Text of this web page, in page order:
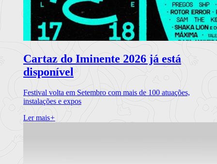
Cartaz do Iminente 2026 já está
disponível
Festival volta em Setembro com mais de 100 atuações,
instalações e expos
Ler mais+